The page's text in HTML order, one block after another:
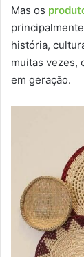
Mas os
história,
muitas vezes,
em geração.